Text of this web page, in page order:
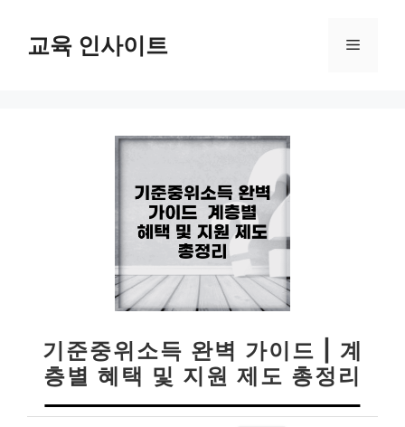
교육 인사이트 메
기준중위소득 완벽 가이드 | 계
층별 혜택 및 지원 제도 총정리